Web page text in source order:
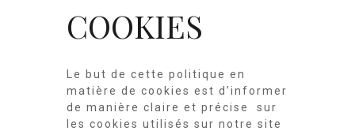
COOKIES
Le but de cette politique en
matière de cookies est d’informer
de manière claire et précise sur
les cookies utilisés sur notre site